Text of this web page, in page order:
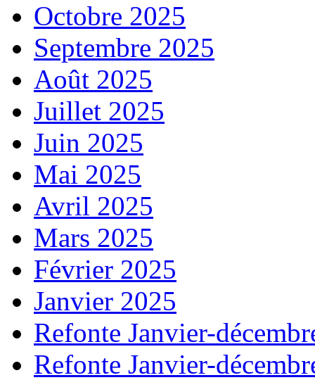
Octobre 2025
Septembre 2025
Août 2025
Juillet 2025
Juin 2025
Mai 2025
Avril 2025
Mars 2025
Février 2025
Janvier 2025
Refonte Janvier-
Refonte Janvier-